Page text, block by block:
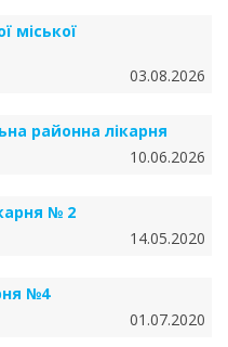
міської
03.08.2026
районна лікарня
10.06.2026
№ 2
14.05.2020
№4
01.07.2020